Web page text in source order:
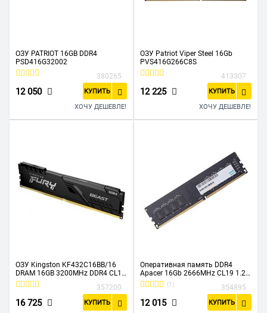
ОЗУ PATRIOT 16GB DDR4
PSD416G32002
380265
12 050 КУПИТЬ
ХОЧУ ДЕШЕВЛЕ!
ОЗУ Patriot Viper Steel 16Gb
PVS416G266C8S
413307
12 225 КУПИТЬ
ХОЧУ ДЕШЕВЛЕ!
ОЗУ Kingston KF432C16BB/16
DRAM 16GB 3200MHz DDR4 CL16
DIMM FURY Beast Black EAN:
357200
16 725 КУПИТЬ
Оперативная память DDR4
Apacer 16Gb 2666MHz CL19 1.2V
EL.16G2V.GNH
(AU16GGB26CQYBGH)
(1) 354895
12 015 КУПИТЬ